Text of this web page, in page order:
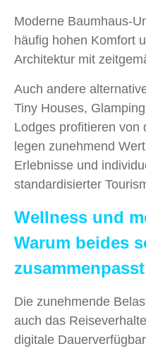
Moderne Baumhaus-
häufig hohen Komfort
Architektur mit
Auch andere
Tiny Houses,
Lodges profitieren von
legen zunehmend
Erlebnisse und
standardisierter
Wellness und
Warum beides
zusammenpasst
Die zunehmende
auch das
digitale